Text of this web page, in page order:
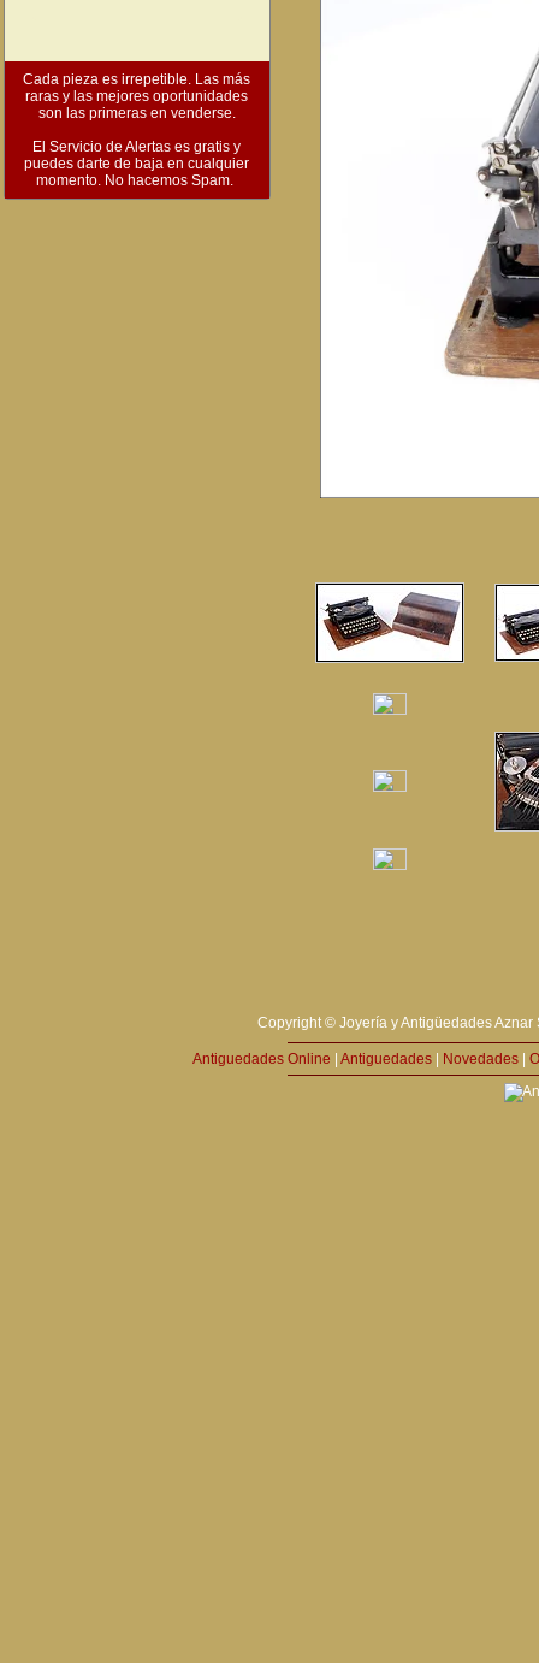
Cada pieza es irrepetible. Las más
raras y las mejores oportunidades
son las primeras en venderse.
El Servicio de Alertas es gratis y
puedes darte de baja en cualquier
momento. No hacemos Spam.
Copyright © Joyería y Antigüedades
Antiguedades Online Antiguedades Novedades